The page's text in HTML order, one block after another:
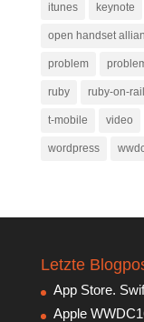
itunes keynote
open handset
problem
ruby ruby-on-
t-mobile video
wordpress
Letzte
App Store.
Apple